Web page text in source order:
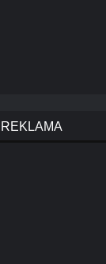
REKLAMA